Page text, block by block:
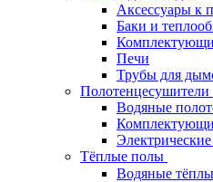
Аксессуары к
Баки и
Печи
Трубы для
Полотенцесушители
Водяные
Тёплые полы
Водяные